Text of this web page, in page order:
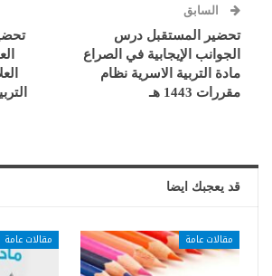
السابق
تحضير المستقبل درس
الجوانب الإيجابية في الصراع
مادة التربية الاسرية نظام
مقررات 1443 هـ
قد يعجبك ايضا
مقالات عامة مقالات عامة